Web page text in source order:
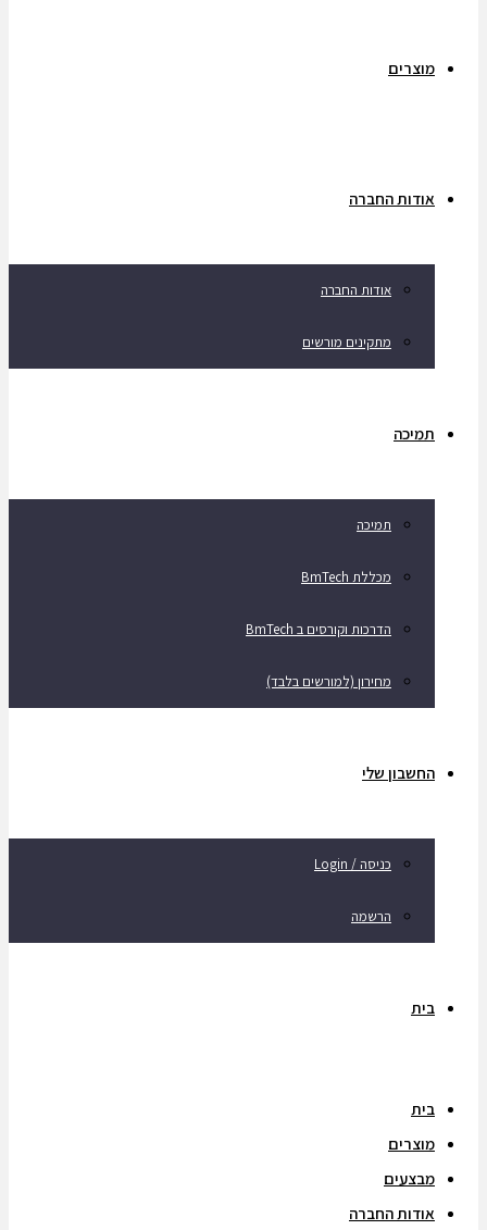
מוצרים
אודות החברה
אודות החברה
מתקינים מורשים
תמיכה
תמיכה
מכללת BmTech
הדרכות וקורסים ב BmTech
מחירון (למורשים בלבד)
החשבון שלי
כניסה / Login
הרשמה
בית
בית
מוצרים
מבצעים
אודות החברה